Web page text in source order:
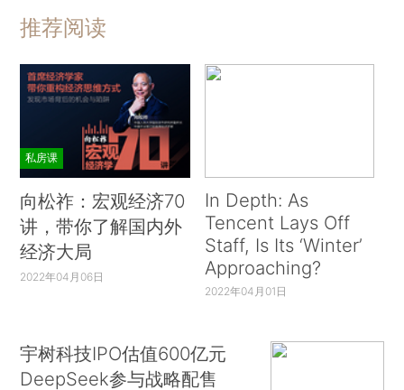
推荐阅读
私房课
向松祚：宏观经济70
讲，带你了解国内外
经济大局
2022年04月06日
In Depth: As
Tencent Lays Off
Staff, Is Its ‘Winter’
Approaching?
2022年04月01日
宇树科技IPO估值600亿元
DeepSeek参与战略配售